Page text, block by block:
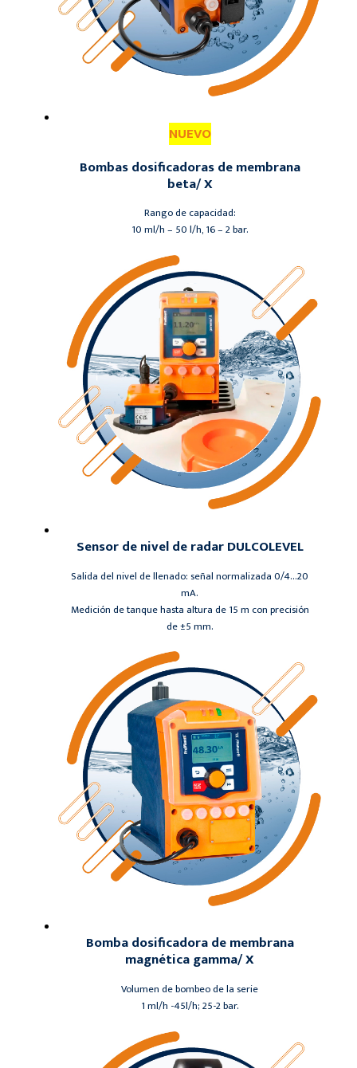
NUEVO
Bombas dosificadoras de membrana
beta/ X
Rango de capacidad:
10 ml/h – 50 l/h, 16 – 2 bar.
Sensor de nivel de radar DULCOLEVEL
Salida del nivel de llenado: señal normalizada 0/4…20
mA.
Medición de tanque hasta altura de 15 m con precisión
de ±5 mm.
Bomba dosificadora de membrana
magnética gamma/ X
Volumen de bombeo de la serie
1 ml/h -45l/h; 25-2 bar.